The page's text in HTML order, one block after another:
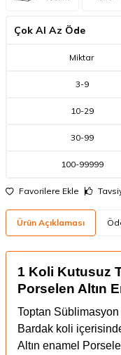
Çok Al Az Öde
Miktar
3-9
10-29
30-99
100-99999
Favorilere Ekle
Ürün Açıklaması
1 Koli Kutusuz
Porselen Altın
Toptan
Bardak koli
Altın enamel